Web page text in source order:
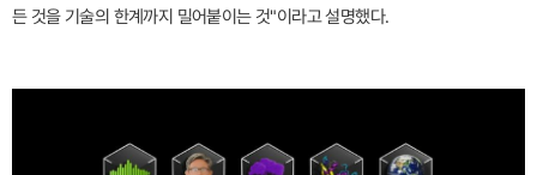
든 것을 기술의 한계까지 밀어붙이는 것"이라고 설명했다.